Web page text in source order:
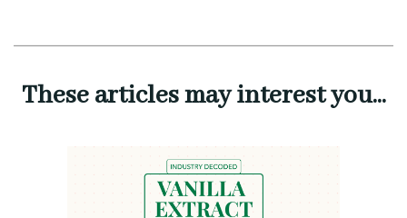
These articles may interest you...